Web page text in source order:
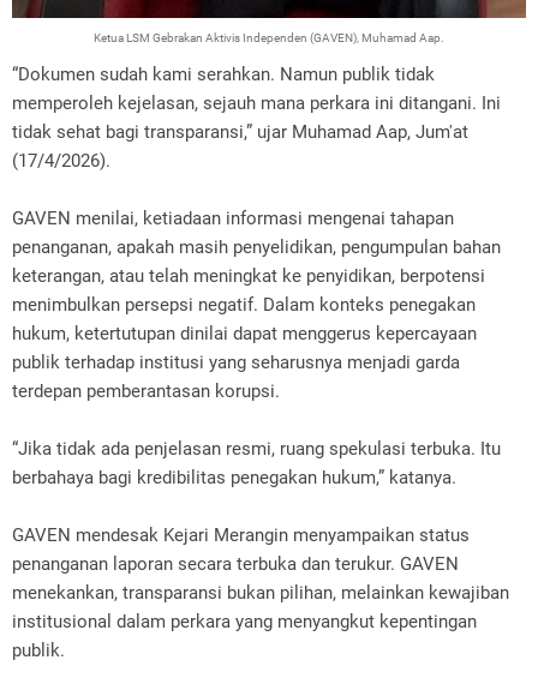
Ketua LSM Gebrakan Aktivis Independen (GAVEN), Muhamad Aap.
“Dokumen sudah kami serahkan. Namun publik tidak
memperoleh kejelasan, sejauh mana perkara ini ditangani. Ini
tidak sehat bagi transparansi,” ujar Muhamad Aap, Jum'at
(17/4/2026).
GAVEN menilai, ketiadaan informasi mengenai tahapan
penanganan, apakah masih penyelidikan, pengumpulan bahan
keterangan, atau telah meningkat ke penyidikan, berpotensi
menimbulkan persepsi negatif. Dalam konteks penegakan
hukum, ketertutupan dinilai dapat menggerus kepercayaan
publik terhadap institusi yang seharusnya menjadi garda
terdepan pemberantasan korupsi.
“Jika tidak ada penjelasan resmi, ruang spekulasi terbuka. Itu
berbahaya bagi kredibilitas penegakan hukum,” katanya.
GAVEN mendesak Kejari Merangin menyampaikan status
penanganan laporan secara terbuka dan terukur. GAVEN
menekankan, transparansi bukan pilihan, melainkan kewajiban
institusional dalam perkara yang menyangkut kepentingan
publik.